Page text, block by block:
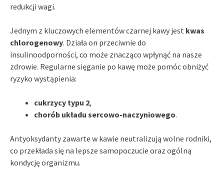
redukcji wagi.
Jednym z kluczowych elementów czarnej kawy jest kwas
chlorogenowy. Działa on przeciwnie do
insulinoodporności, co może znacząco wpłynąć na nasze
zdrowie. Regularne sięganie po kawę może pomóc obniżyć
ryzyko wystąpienia:
cukrzycy typu 2,
chorób układu sercowo-naczyniowego.
Antyoksydanty zawarte w kawie neutralizują wolne rodniki,
co przekłada się na lepsze samopoczucie oraz ogólną
kondycję organizmu.